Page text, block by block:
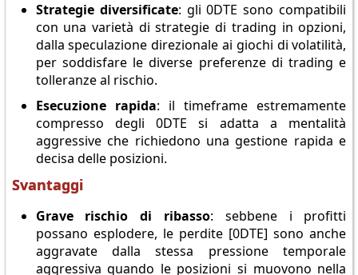
Strategie diversificate: gli 0DTE sono compatibili
con una varietà di strategie di trading in opzioni,
dalla speculazione direzionale ai giochi di volatilità,
per soddisfare le diverse preferenze di trading e
tolleranze al rischio.
Esecuzione rapida: il timeframe estremamente
compresso degli 0DTE si adatta a mentalità
aggressive che richiedono una gestione rapida e
decisa delle posizioni.
Svantaggi
Grave rischio di ribasso: sebbene i profitti
possano esplodere, le perdite [0DTE] sono anche
aggravate dalla stessa pressione temporale
aggressiva quando le posizioni si muovono nella